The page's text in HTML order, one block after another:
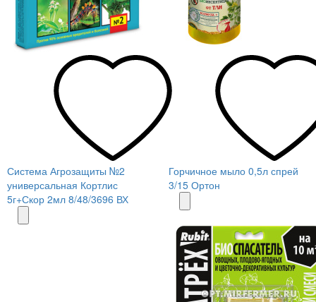
Система Агрозащиты №2
универсальная Кортлис
5г+Скор 2мл 8/48/3696 ВХ
Горчичное мыло 0,5л спрей
3/15 Ортон